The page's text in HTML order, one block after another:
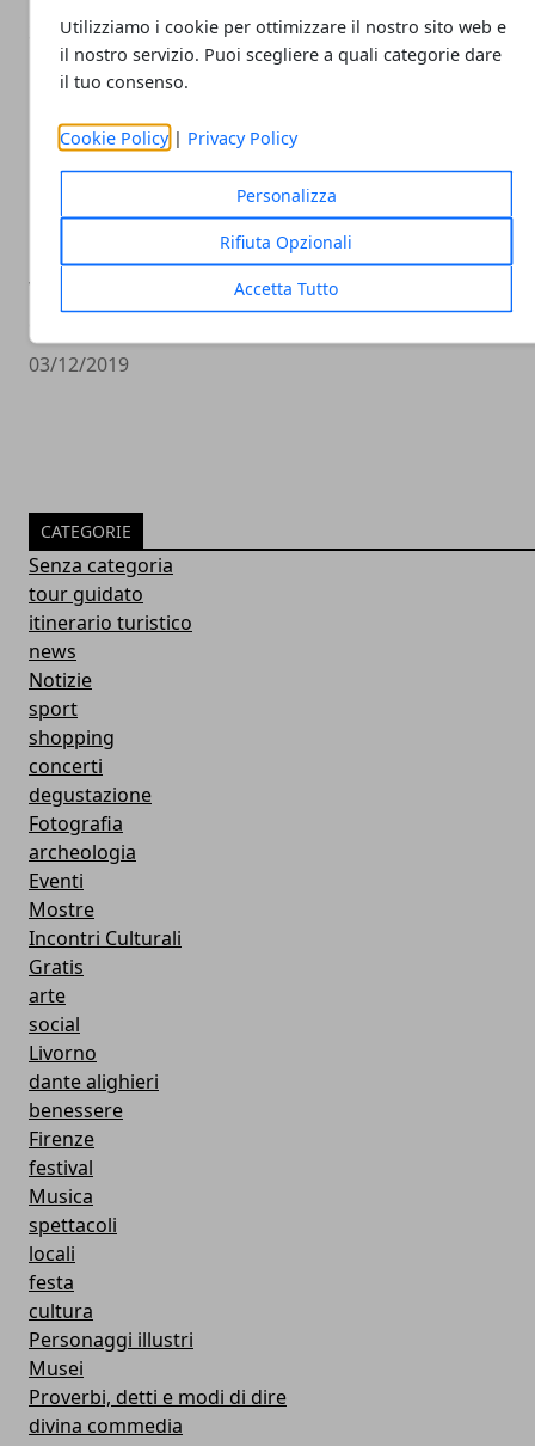
Utilizziamo i cookie per ottimizzare il nostro sito web e
il nostro servizio. Puoi scegliere a quali categorie dare
il tuo consenso.
Cookie Policy| Privacy Policy
Personalizza
Rifiuta Opzionali
Accetta Tutto
30/04/2021
Vacanze a Lecce? Cosa fare, Dove andare e
dove soggiornare
03/12/2019
CATEGORIE
Senza categoria
tour guidato
itinerario turistico
news
Notizie
sport
shopping
concerti
degustazione
Fotografia
archeologia
Eventi
Mostre
Incontri Culturali
Gratis
arte
social
Livorno
dante alighieri
benessere
Firenze
festival
Musica
spettacoli
locali
festa
cultura
Personaggi illustri
Musei
Proverbi, detti e modi di dire
divina commedia